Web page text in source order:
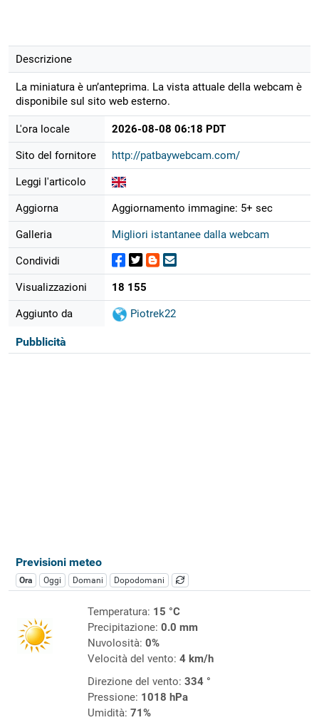
Descrizione
La miniatura è un’anteprima. La vista attuale della webcam è
disponibile sul sito web esterno.
L'ora locale 2026-08-08 06:18 PDT
Sito del fornitore http://patbaywebcam.com/
Leggi l'articolo
Aggiorna Aggiornamento immagine: 5+ sec
Galleria Migliori istantanee dalla webcam
Condividi
Visualizzazioni 18 155
Aggiunto da Piotrek22
Pubblicità
Previsioni meteo
Ora Oggi Domani Dopodomani
Temperatura: 15 °C
Precipitazione: 0.0 mm
Nuvolosità: 0%
Velocità del vento: 4 km/h
Direzione del vento: 334 °
Pressione: 1018 hPa
Umidità: 71%